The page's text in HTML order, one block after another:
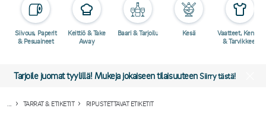
Siivous, Paperit
& Pesuaineet
Keittiö & Take
Away
Baari & Tarjoilu Kesä
Vaatteet, Kengät
& Tarvikkeet
Tarjoile juomat tyylillä! Mukeja jokaiseen tilaisuuteenSiirry tästä!
TARRAT & ETIKETIT RIPUSTETTAVAT ETIKETIT